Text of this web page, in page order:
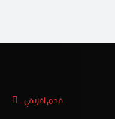
فحم افريقي